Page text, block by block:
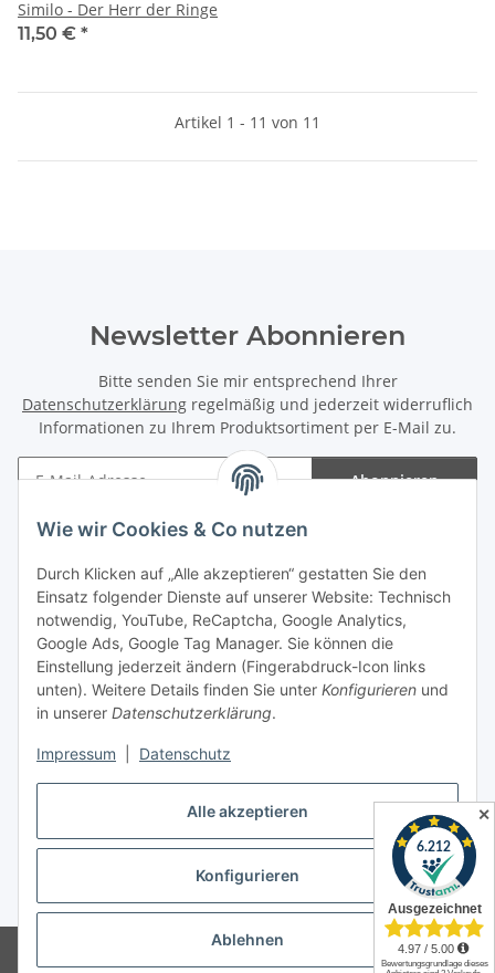
Alle akzeptieren
Konfigurieren
Ablehnen
Wie wir Cookies & Co nutzen
Durch Klicken auf „Alle akzeptieren“ gestatten Sie den
Einsatz folgender Dienste auf unserer Website: Technisch
notwendig, YouTube, ReCaptcha, Google Analytics,
Google Ads, Google Tag Manager. Sie können die
Einstellung jederzeit ändern (Fingerabdruck-Icon links
unten). Weitere Details finden Sie unter Konfigurieren und
in unserer Datenschutzerklärung.
Impressum Datenschutz
Similo - Der Herr der Ringe
11,50 € *
Artikel 1 - 11 von 11
Newsletter Abonnieren
Bitte senden Sie mir entsprechend Ihrer
Datenschutzerklärung regelmäßig und jederzeit widerruflich
Informationen zu Ihrem Produktsortiment per E-Mail zu.
Abonnieren
Gesetzliche Informationen
Spieletreffs in Jülich & Umgebung
* Alle Preise inkl. gesetzlicher USt., zzgl.Versand
Brettspiele
✕